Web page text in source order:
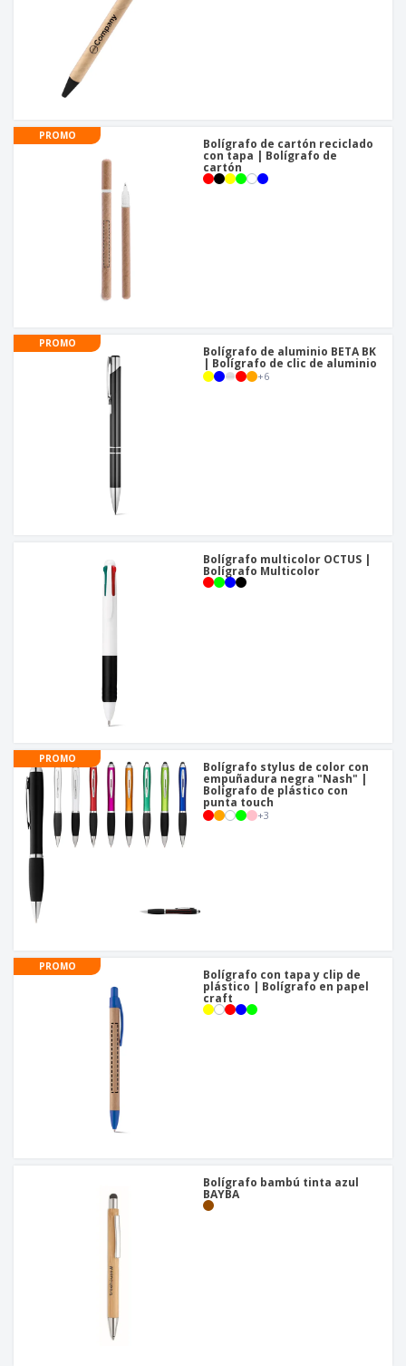
PROMO
Bolígrafo de cartón reciclado
con tapa | Bolígrafo de
cartón
PROMO
Bolígrafo de aluminio BETA BK
| Bolígrafo de clic de aluminio
+6
Bolígrafo multicolor OCTUS |
Bolígrafo Multicolor
PROMO
Bolígrafo stylus de color con
empuñadura negra "Nash" |
Bolígrafo de plástico con
punta touch
+3
PROMO
Bolígrafo con tapa y clip de
plástico | Bolígrafo en papel
craft
Bolígrafo bambú tinta azul
BAYBA